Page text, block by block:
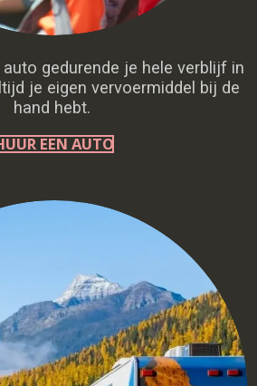
gedurende je hele verblijf in
je eigen vervoermiddel bij de
hand hebt.
EEN AUTO